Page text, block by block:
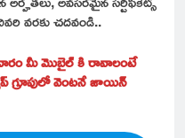
వరకు చదవండి..
మీ మొబైల్ కి రావాలంటే
గ్రూపులో వెంటనే జాయిన్